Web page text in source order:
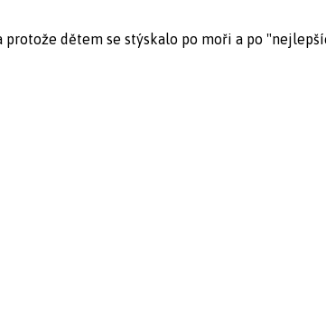
dětem se stýskalo po moři a po